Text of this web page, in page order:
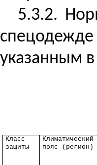
5.3.2.
спецодежде
указанным
Класс
защиты
Климатический
пояс (регион)